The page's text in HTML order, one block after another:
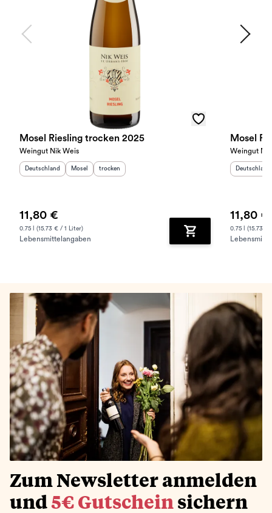
Mosel Riesling trocken 2025
Weingut Nik Weis
Herkunftsland
Deutschland Herkunftsregion:
Mosel Geschmack
trocken
11,80 €
0.75 l (15.73 € / 1 Liter)
Lebensmittelangaben Zum Warenkorb
Mosel
Weingut Nik
Deutschland
11,80 €
0.75 l (15.73 €
Zum Newsletter anmelden
und 5€ Gutschein sichern